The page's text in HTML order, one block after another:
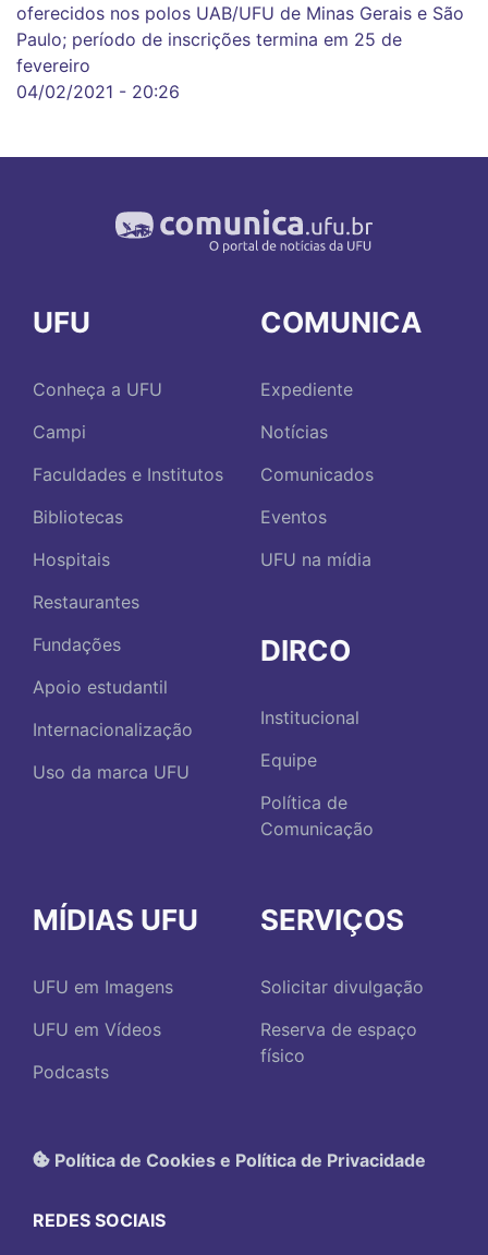
oferecidos nos polos UAB/UFU de Minas Gerais e São
Paulo; período de inscrições termina em 25 de
fevereiro
04/02/2021 - 20:26
UFU
Conheça a UFU
Campi
Faculdades e Institutos
Bibliotecas
Hospitais
Restaurantes
Fundações
Apoio estudantil
Internacionalização
Uso da marca UFU
COMUNICA
Expediente
Notícias
Comunicados
Eventos
UFU na mídia
DIRCO
Institucional
Equipe
Política de
Comunicação
MÍDIAS UFU
UFU em Imagens
UFU em Vídeos
Podcasts
SERVIÇOS
Solicitar divulgação
Reserva de espaço
físico
Política de Cookies e Política de Privacidade
REDES SOCIAIS